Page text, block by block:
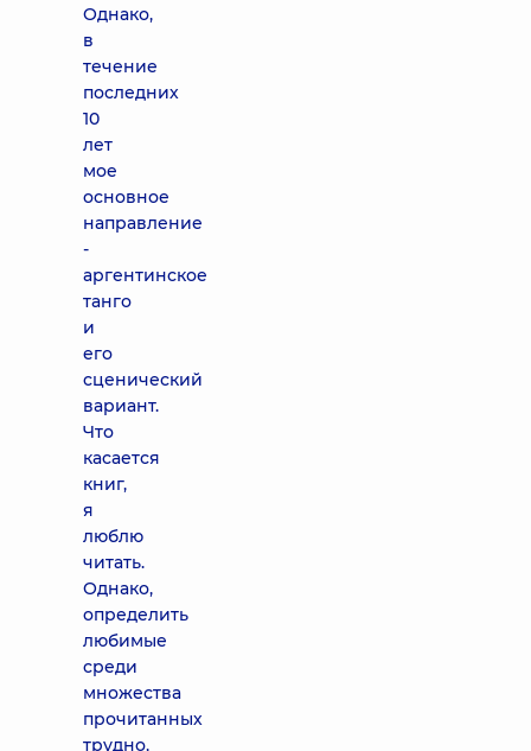
Однако,
в
течение
последних
10
лет
мое
основное
направление
-
аргентинское
танго
и
его
сценический
вариант.
Что
касается
книг,
я
люблю
читать.
Однако,
определить
любимые
среди
множества
прочитанных
трудно,